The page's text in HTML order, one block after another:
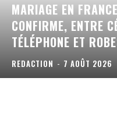
MARIAGE EN
CONFIRME, ENTRE
TÉLÉPHONE ET
REDACTION - 7 AOÛT 2026